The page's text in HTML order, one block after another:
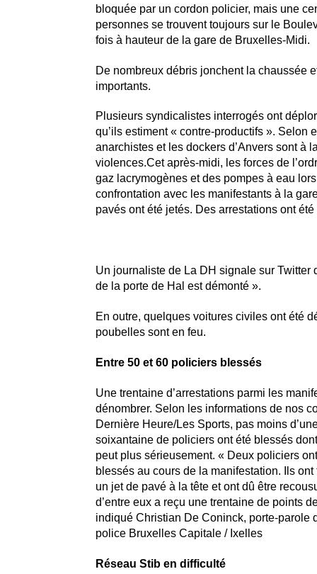
bloquée par un cordon policier, mais une
personnes se trouvent toujours sur le
fois à hauteur de la gare de Bruxelles-Midi.
De nombreux débris jonchent la chaussée
importants.
Plusieurs syndicalistes interrogés ont
qu’ils estiment « contre-productifs ». Selon
anarchistes et les dockers d’Anvers sont à
violences.Cet après-midi, les forces de
gaz lacrymogènes et des pompes à eau lors
confrontation avec les manifestants à la
pavés ont été jetés. Des arrestations ont été
Un journaliste de La DH signale sur Twitter
de la porte de Hal est démonté ».
En outre, quelques voitures civiles ont été
poubelles sont en feu.
Entre 50 et 60 policiers blessés
Une trentaine d’arrestations parmi les
dénombrer. Selon les informations de nos
Dernière Heure/Les Sports, pas moins
soixantaine de policiers ont été blessés
peut plus sérieusement. « Deux policiers
blessés au cours de la manifestation. Ils
un jet de pavé à la tête et ont dû être
d’entre eux a reçu une trentaine de points
indiqué Christian De Coninck, porte-parole
police Bruxelles Capitale / Ixelles
Réseau Stib en difficulté